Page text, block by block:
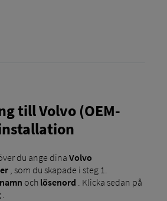
till Volvo (OEM-
du ange dina Volvo
, som du skapade i steg 1.
och lösenord . Klicka sedan på
.